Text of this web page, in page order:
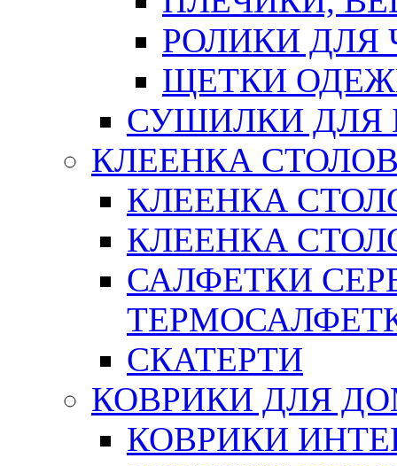
РОЛИКИ ДЛЯ
ЩЕТКИ
СУШИЛКИ ДЛЯ
КЛЕЕНКА
КЛЕЕНКА
КЛЕЕНКА
САЛФЕТКИ
СКАТЕРТИ
КОВРИКИ ДЛЯ
КОВРИКИ